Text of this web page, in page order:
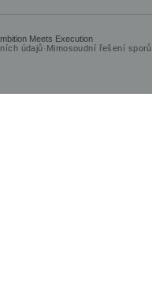
Meets Execution
údajů· Mimosoudní řešení sporů